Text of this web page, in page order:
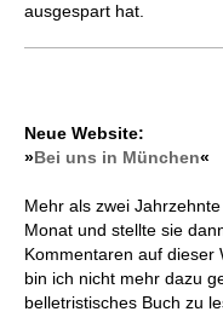
ausgespart hat.
Neue Website:
»Bei uns in München«
Mehr als zwei
Monat und stellte sie
Kommentaren auf dieser
bin ich nicht mehr dazu
belletristisches Buch zu